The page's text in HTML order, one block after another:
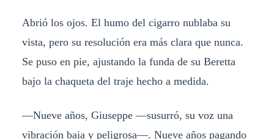
Abrió los ojos. El humo del cigarro nublaba su
vista, pero su resolución era más clara que nunca.
Se puso en pie, ajustando la funda de su Beretta
bajo la chaqueta del traje hecho a medida.
—Nueve años, Giuseppe —susurró, su voz una
vibración baja y peligrosa—. Nueve años pagando